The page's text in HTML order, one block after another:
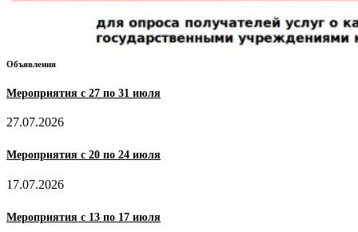
Объявления
Мероприятия с 27 по 31 июля
27.07.2026
Мероприятия с 20 по 24 июля
17.07.2026
Мероприятия с 13 по 17 июля